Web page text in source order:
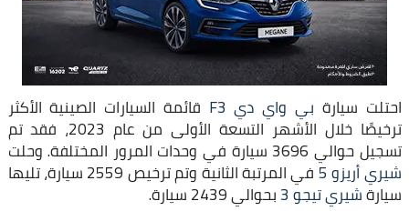
احتلت سيارة بي واي دي F3 قائمة السيارات الصينية الأكثر
ترخيصًا خلال الأشهر التسعة الأولى من عام 2023، فقد تم
تسجيل حوالي 3696 سيارة في وحدات المرور المختلفة. وحلت
شيري أريزو 5 في المرتبة الثانية وتم ترخيص 2559 سيارة، تليها
سيارةشيري تيجو 3 بحوالي 2439 سيارة.